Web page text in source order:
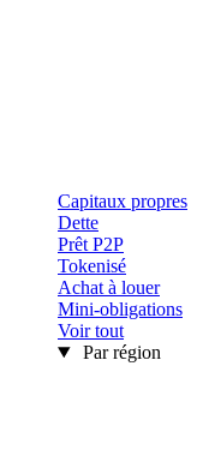
Capitaux propres
Dette
Prêt P2P
Tokenisé
Achat à louer
Mini-obligations
Voir tout
Par région